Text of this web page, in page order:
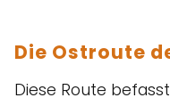
Die Ostroute
Diese Route